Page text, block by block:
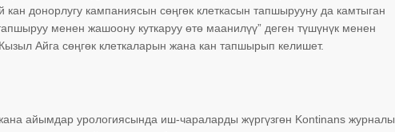
донорлугу кампаниясын сөңгөк клеткасын тапшырууну да камтыган
менен жашоону куткаруу өтө маанилүү” деген түшүнүк менен
Айга сөңгөк клеткаларын жана кан тапшырып келишет.
айымдар урологиясында иш-чараларды жүргүзгөн Kontinans журналы